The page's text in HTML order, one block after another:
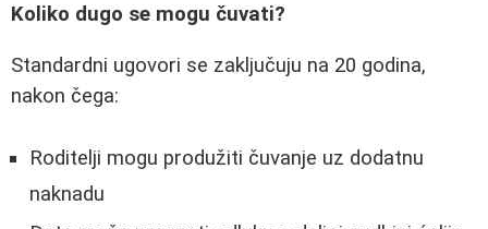
Koliko dugo se mogu čuvati?
Standardni ugovori se zaključuju na 20 godina,
nakon čega:
Roditelji mogu produžiti čuvanje uz dodatnu
naknadu